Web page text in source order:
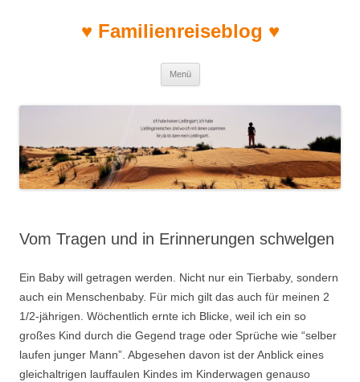
♥ Familienreiseblog ♥
Menü
Vom Tragen und in Erinnerungen schwelgen
Ein Baby will getragen werden. Nicht nur ein Tierbaby, sondern
auch ein Menschenbaby. Für mich gilt das auch für meinen 2
1/2-jährigen. Wöchentlich ernte ich Blicke, weil ich ein so
großes Kind durch die Gegend trage oder Sprüche wie “selber
laufen junger Mann”. Abgesehen davon ist der Anblick eines
gleichaltrigen lauffaulen Kindes im Kinderwagen genauso